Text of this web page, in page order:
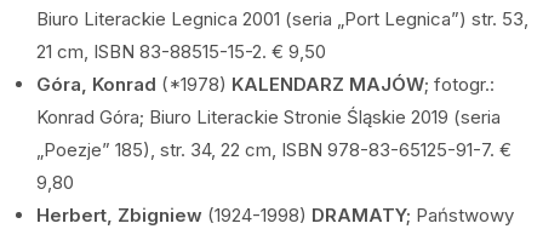
Biuro Literackie Legnica 2001 (seria „Port Legnica”) str. 53,
21 cm, ISBN 83-88515-15-2. € 9,50
Góra, Konrad (*1978) KALENDARZ MAJÓW; fotogr.:
Konrad Góra; Biuro Literackie Stronie Śląskie 2019 (seria
„Poezje” 185), str. 34, 22 cm, ISBN 978-83-65125-91-7. €
9,80
Herbert, Zbigniew (1924-1998) DRAMATY; Państwowy